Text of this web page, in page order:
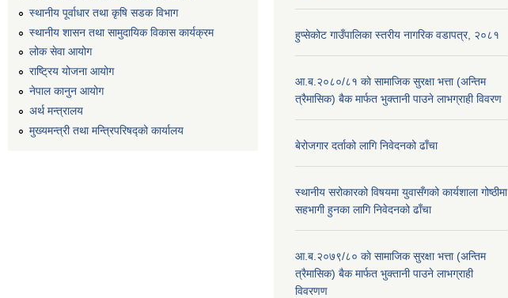
स्थानीय पूर्वाधार तथा कृषि सडक विभाग
स्थानीय शासन तथा सामुदायिक विकास कार्यक्रम
लोक सेवा आयोग
राष्ट्रिय योजना आयोग
नेपाल कानुन आयोग
अर्थ मन्त्रालय
मुख्यमन्त्री तथा मन्त्रिपरिषद्को कार्यालय
हुप्सेकोट गाउँपालिका स्तरीय नागरिक वडापत्र, २०८१
आ.ब.२०८०/८१ काे सामाजिक सुरक्षा भत्ता (अन्तिम
त्रैमासिक) बैक मार्फत भुक्तानी पाउने लाभग्राही विवरण
बेरोजगार दर्ताको लागि निवेदनको ढाँचा
स्थानीय सरोकारको विषयमा युवासँगको कार्यशाला गोष्ठीमा
सहभागी हुनका लागि निवेदनको ढाँचा
आ.ब.२०७९/८० काे सामाजिक सुरक्षा भत्ता (अन्तिम
त्रैमासिक) बैक मार्फत भुक्तानी पाउने लाभग्राही
विवरणण